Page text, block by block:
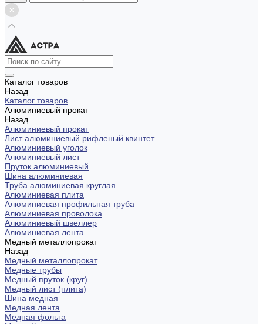
Каталог товаров
Назад
Каталог товаров
Алюминиевый прокат
Назад
Алюминиевый прокат
Лист алюминиевый рифленый квинтет
Алюминиевый уголок
Алюминиевый лист
Пруток алюминиевый
Шина алюминиевая
Труба алюминиевая круглая
Алюминиевая плита
Алюминиевая профильная труба
Алюминиевая проволока
Алюминиевый швеллер
Алюминиевая лента
Медный металлопрокат
Назад
Медный металлопрокат
Медные трубы
Медный пруток (круг)
Медный лист (плита)
Шина медная
Медная лента
Медная фольга